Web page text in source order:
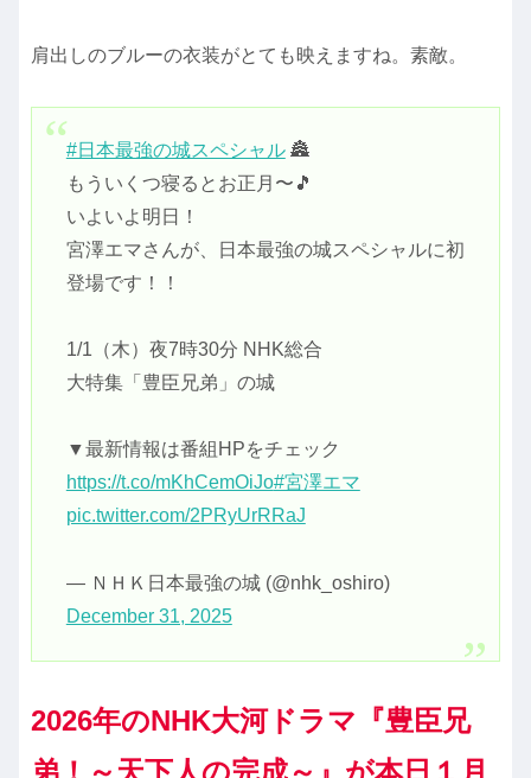
肩出しのブルーの衣装がとても映えますね。素敵。
#日本最強の城スペシャル🏯
もういくつ寝るとお正月〜🎵
いよいよ明日！
宮澤エマさんが、日本最強の城スペシャルに初
登場です！！
1/1（木）夜7時30分 NHK総合
大特集「豊臣兄弟」の城
▼最新情報は番組HPをチェック
https://t.co/mKhCemOiJo#宮澤エマ
pic.twitter.com/2PRyUrRRaJ
— ＮＨＫ日本最強の城 (@nhk_oshiro)
December 31, 2025
2026年のNHK大河ドラマ『豊臣兄